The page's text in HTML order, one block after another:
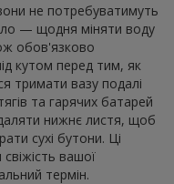
не потребуватимуть
— щодня міняти воду
обов'язково
кутом перед тим, як
тримати вазу подалі
та гарячих батарей
нижнє листя, щоб
сухі бутони. Ці
вашої
термін.